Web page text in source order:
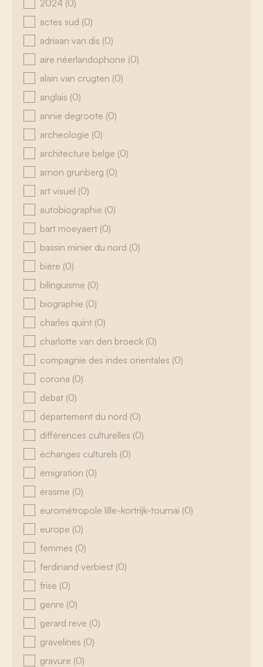
2024 (0)
actes sud (0)
adriaan van dis (0)
aire néerlandophone (0)
alain van crugten (0)
anglais (0)
annie degroote (0)
archeologie (0)
architecture belge (0)
arnon grunberg (0)
art visuel (0)
autobiographie (0)
bart moeyaert (0)
bassin minier du nord (0)
bière (0)
bilinguisme (0)
biographie (0)
charles quint (0)
charlotte van den broeck (0)
compagnie des indes orientales (0)
corona (0)
debat (0)
département du nord (0)
différences culturelles (0)
échanges culturels (0)
émigration (0)
érasme (0)
eurométropole lille-kortrijk-tournai (0)
europe (0)
femmes (0)
ferdinand verbiest (0)
frise (0)
genre (0)
gerard reve (0)
gravelines (0)
gravure (0)